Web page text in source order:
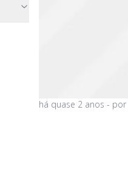
há quase 2 anos - por